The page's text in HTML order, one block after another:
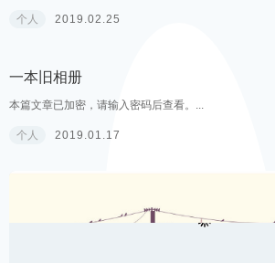
个人 2019.02.25